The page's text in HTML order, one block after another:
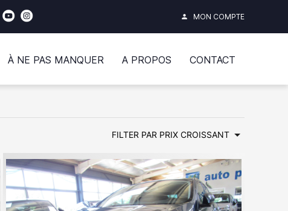
person MON COMPTE
À NE PAS MANQUER A PROPOS CONTACT